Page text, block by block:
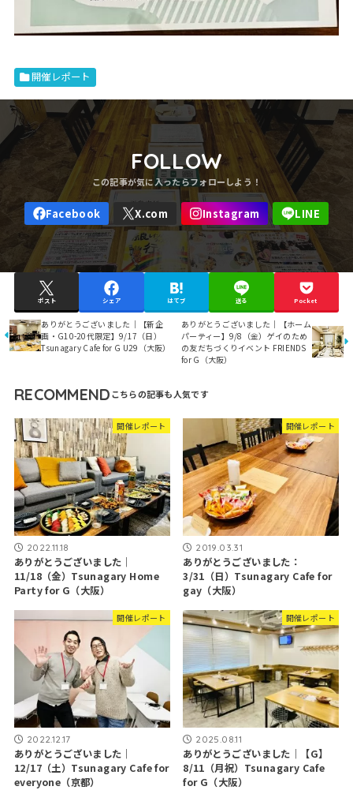
開催レポート
FOLLOW
ポスト シェア はてブ 送る Pocket
ありがとうございました｜【新企
画・G10-20代限定】9/17（日）
Tsunagary Cafe for G U29（大阪）
ありがとうございました｜【ホーム
パーティー】9/8（金）ゲイのため
の友だちづくりイベント FRIENDS
for G（大阪）
RECOMMEND
開催レポート
2022.11.18
ありがとうございました｜
11/18（金）Tsunagary Home
Party for G（大阪）
開催レポート
2019.03.31
ありがとうございました：
3/31（日）Tsunagary Cafe for
gay（大阪）
開催レポート
2022.12.17
ありがとうございました｜
12/17（土）Tsunagary Cafe for
everyone（京都）
開催レポート
2025.08.11
ありがとうございました｜【G】
8/11（月祝）Tsunagary Cafe
for G（大阪）